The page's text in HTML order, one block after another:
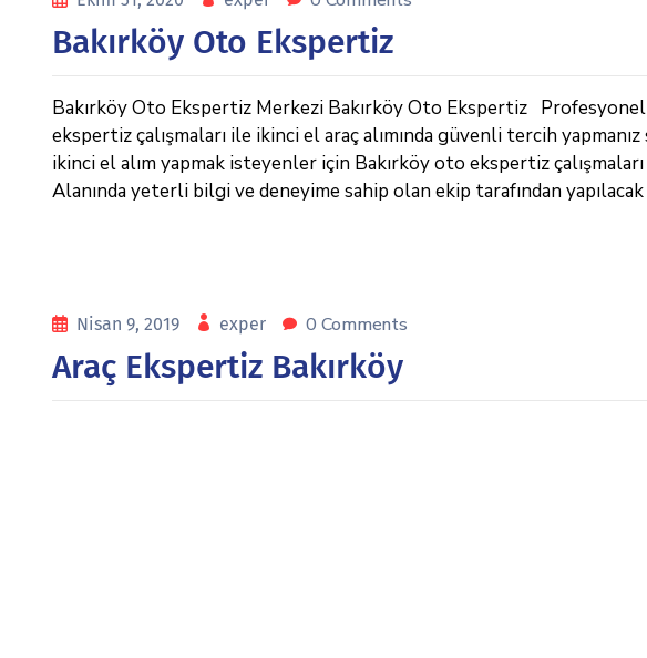
Bakırköy Oto Ekspertiz
Bakırköy Oto Ekspertiz Merkezi Bakırköy Oto Ekspertiz
ekspertiz çalışmaları ile ikinci el araç alımında güvenli tercih
ikinci el alım yapmak isteyenler için Bakırköy oto ekspertiz
Alanında yeterli bilgi ve deneyime sahip olan ekip tarafından
Nisan 9, 2019 exper 0 Comments
Araç Ekspertiz Bakırköy